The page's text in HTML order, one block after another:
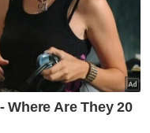
ke Ikon Asnaf